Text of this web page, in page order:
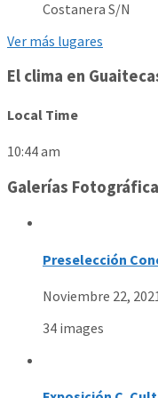
Costanera S/N
Ver más lugares
El clima en
Local Time
10:44 am
Galerías
Preselección
Noviembre 22,
34 images